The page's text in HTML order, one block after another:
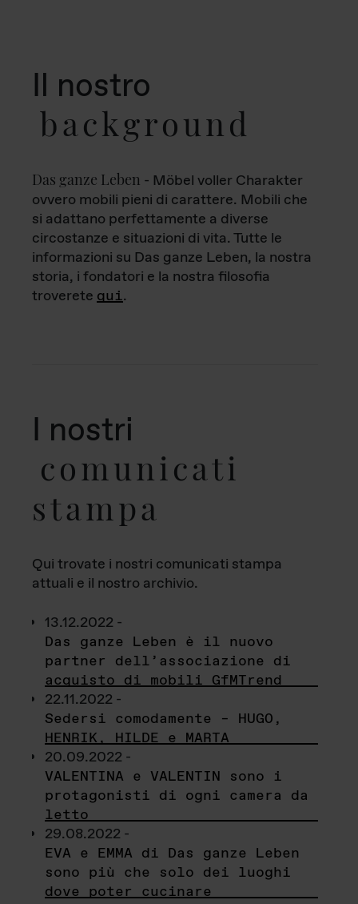
Il nostro
background
Das ganze Leben - Möbel voller Charakter
ovvero mobili pieni di carattere. Mobili che
si adattano perfettamente a diverse
circostanze e situazioni di vita. Tutte le
informazioni su Das ganze Leben, la nostra
storia, i fondatori e la nostra filosofia
troverete qui.
I nostri
comunicati
stampa
Qui trovate i nostri comunicati stampa
attuali e il nostro archivio.
13.12.2022 -
Das ganze Leben è il nuovo
partner dell’associazione di
acquisto di mobili GfMTrend
22.11.2022 -
Sedersi comodamente – HUGO,
HENRIK, HILDE e MARTA
20.09.2022 -
VALENTINA e VALENTIN sono i
protagonisti di ogni camera da
letto
29.08.2022 -
EVA e EMMA di Das ganze Leben
sono più che solo dei luoghi
dove poter cucinare